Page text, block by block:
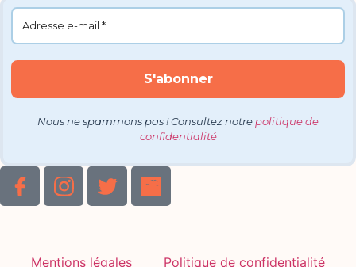
Nous ne spammons pas ! Consultez notre politique de
confidentialité
Mentions légales Politique de confidentialité